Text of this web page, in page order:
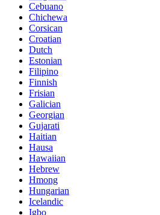
Cebuano
Chichewa
Corsican
Croatian
Dutch
Estonian
Filipino
Finnish
Frisian
Galician
Georgian
Gujarati
Haitian
Hausa
Hawaiian
Hebrew
Hmong
Hungarian
Icelandic
Igbo